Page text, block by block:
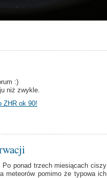
:)
niż zwykle.
ZHR ok 90!
Po ponad trzech miesiącach ciszy
meteorów pomimo że typowa ich